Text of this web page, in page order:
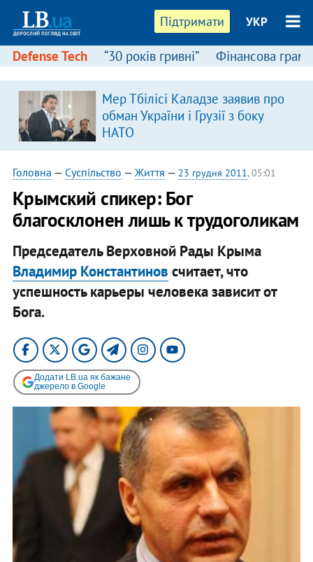
Підтримати УКР
Defense Tech “30 років гривні” Фінансова
Мер Тбілісі Каладзе заявив про
обман України і Грузії з боку
НАТО
Головна — Суспільство — Життя — 23 грудня 2011, 05:01
​Крымский спикер: Бог
благосклонен лишь к трудоголикам
Председатель Верховной Рады Крыма
Владимир Константинов считает, что
успешность карьеры человека зависит от
Бога.
Додати LB.ua як бажане
джерело в Google